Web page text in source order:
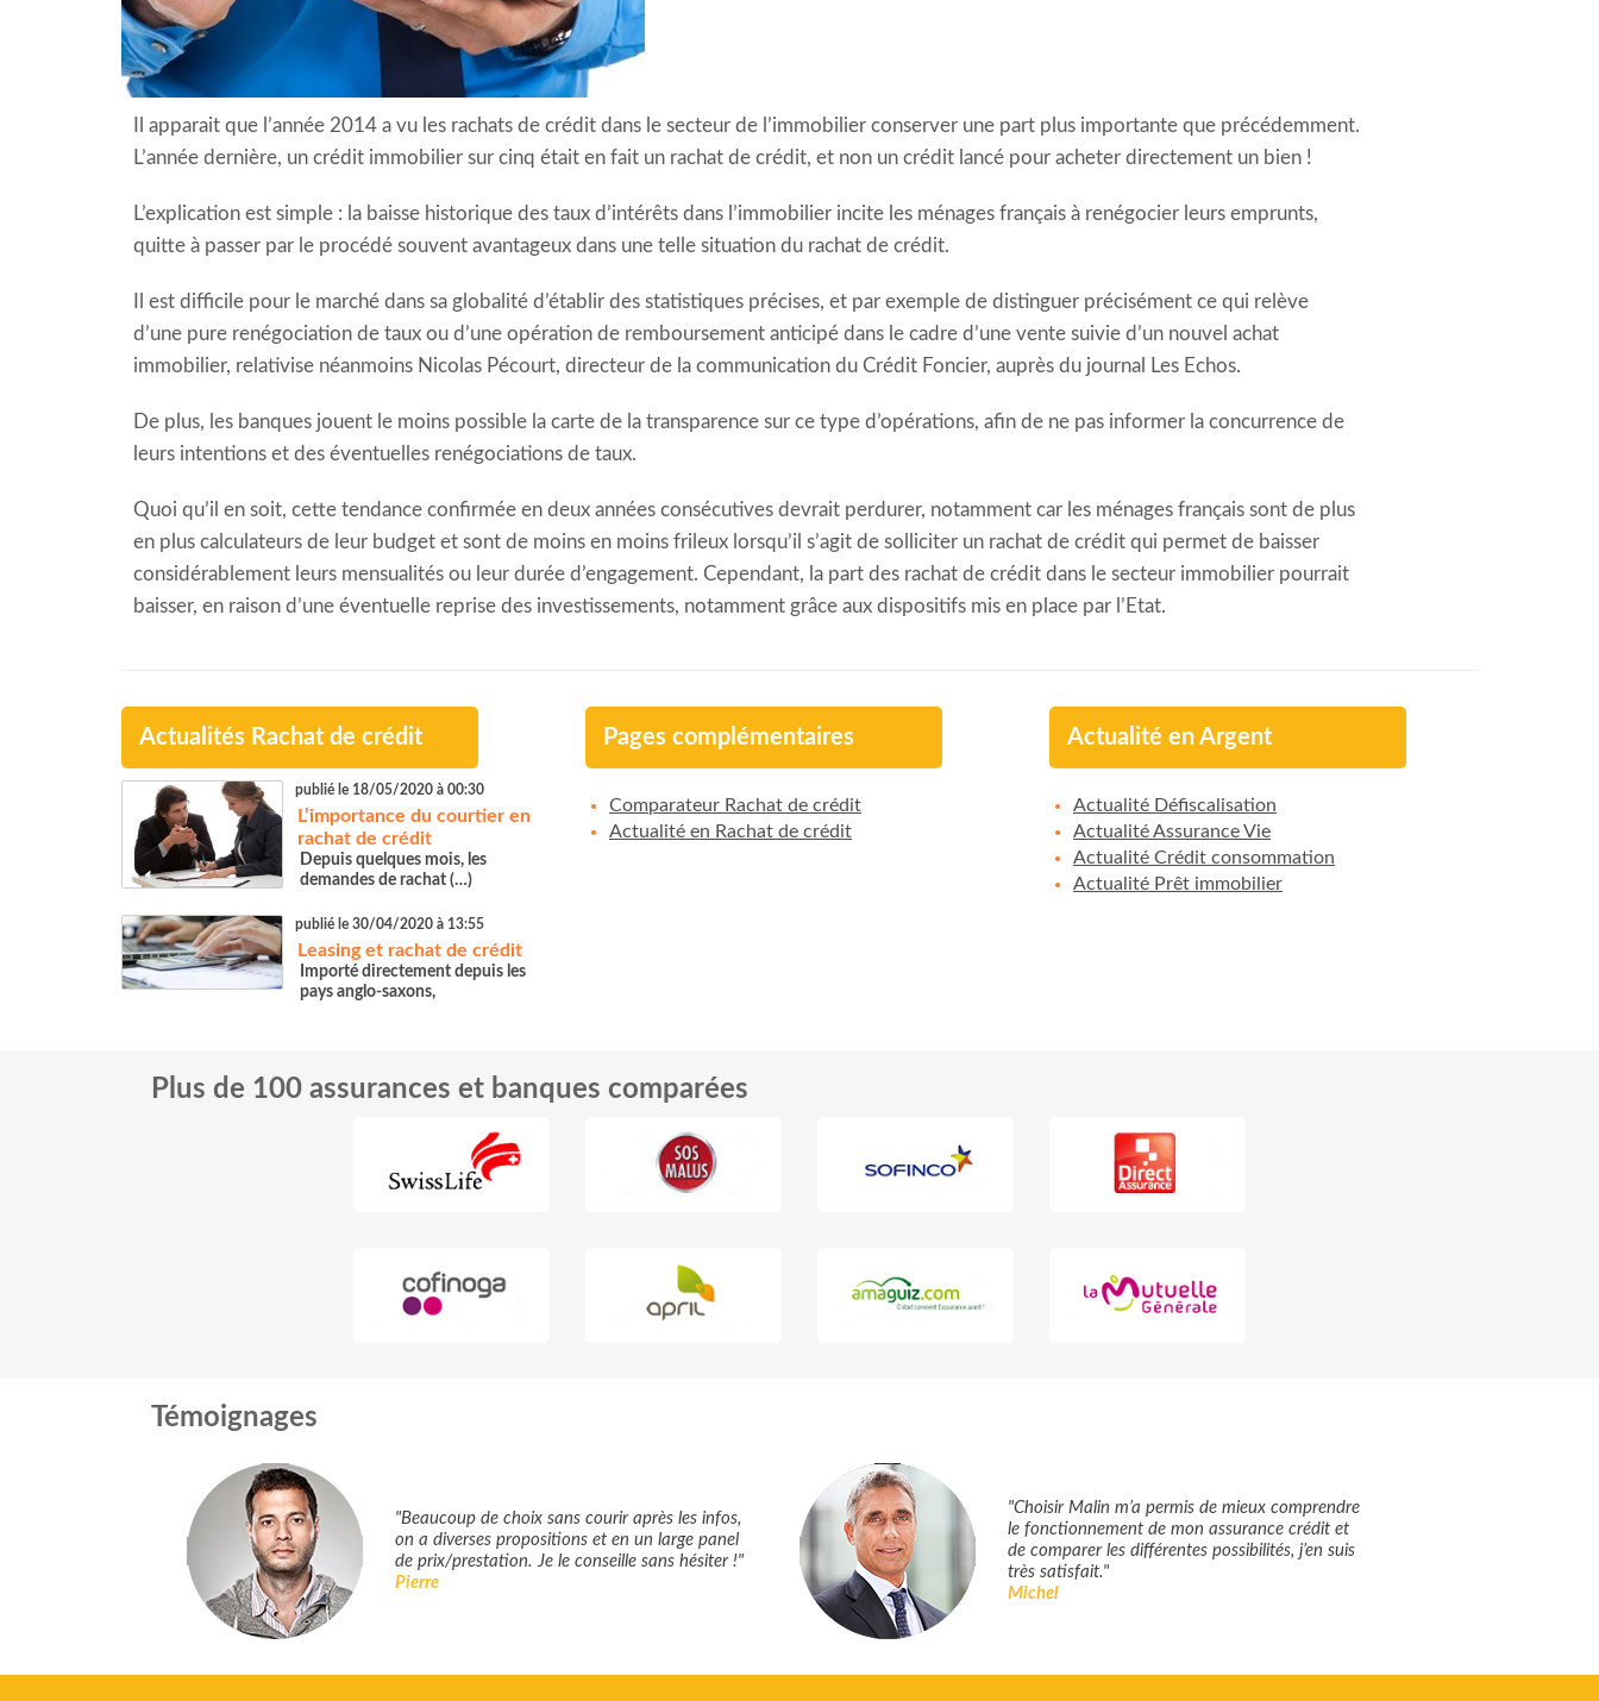
Il apparait que l’année 2014 a vu les rachats de crédit dans le secteur de l’immobilier conserver une part plus importante que précédemment.
L’année dernière, un crédit immobilier sur cinq était en fait un rachat de crédit, et non un crédit lancé pour acheter directement un bien !
L’explication est simple : la baisse historique des taux d’intérêts dans l’immobilier incite les ménages français à renégocier leurs emprunts,
quitte à passer par le procédé souvent avantageux dans une telle situation du rachat de crédit.
Il est difficile pour le marché dans sa globalité d’établir des statistiques précises, et par exemple de distinguer précisément ce qui relève
d’une pure renégociation de taux ou d’une opération de remboursement anticipé dans le cadre d’une vente suivie d’un nouvel achat
immobilier, relativise néanmoins Nicolas Pécourt, directeur de la communication du Crédit Foncier, auprès du journal Les Echos.
De plus, les banques jouent le moins possible la carte de la transparence sur ce type d’opérations, afin de ne pas informer la concurrence de
leurs intentions et des éventuelles renégociations de taux.
Quoi qu’il en soit, cette tendance confirmée en deux années consécutives devrait perdurer, notamment car les ménages français sont de plus
en plus calculateurs de leur budget et sont de moins en moins frileux lorsqu’il s’agit de solliciter un rachat de crédit qui permet de baisser
considérablement leurs mensualités ou leur durée d’engagement. Cependant, la part des rachat de crédit dans le secteur immobilier pourrait
baisser, en raison d’une éventuelle reprise des investissements, notamment grâce aux dispositifs mis en place par l’Etat.
Actualités Rachat de crédit
publié le 18/05/2020 à 00:30
L’importance du courtier en
rachat de crédit
Depuis quelques mois, les
demandes de rachat (…)
publié le 30/04/2020 à 13:55
Leasing et rachat de crédit
Importé directement depuis les
pays anglo-saxons,
Pages complémentaires
Comparateur Rachat de crédit
Actualité en Rachat de crédit
Actualité en Argent
Actualité Défiscalisation
Actualité Assurance Vie
Actualité Crédit consommation
Actualité Prêt immobilier
Plus de 100 assurances et banques comparées
Témoignages
"Beaucoup de choix sans courir après les infos,
on a diverses propositions et en un large panel
de prix/prestation. Je le conseille sans hésiter !"
Pierre
"Choisir Malin m’a permis de mieux comprendre
le fonctionnement de mon assurance crédit et
de comparer les différentes possibilités, j’en suis
très satisfait."
Michel